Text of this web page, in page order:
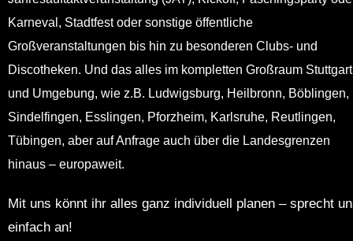
Karneval, Stadtfest oder sonstige öffentliche
Großveranstaltungen bis hin zu besonderen Clubs- und
Discotheken. Und das alles im kompletten Großraum Stuttgart
und Umgebung, wie z.B. Ludwigsburg, Heilbronn, Böblingen,
Sindelfingen, Esslingen, Pforzheim, Karlsruhe, Reutlingen,
Tübingen, aber auf Anfrage auch über die Landesgrenzen
hinaus – europaweit.
Mit uns könnt ihr alles ganz individuell planen – sprecht
einfach an!